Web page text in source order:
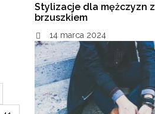
Stylizacje dla mężczyzn z
brzuszkiem
14 marca 2024